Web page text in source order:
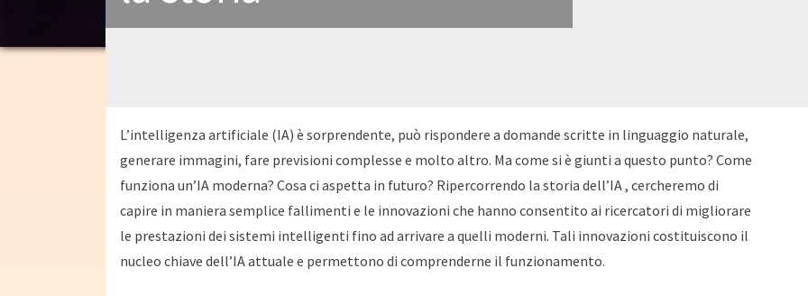
L’intelligenza artificiale (IA) è sorprendente, può rispondere a domande scritte in linguaggio naturale,
generare immagini, fare previsioni complesse e molto altro. Ma come si è giunti a questo punto? Come
funziona un’IA moderna? Cosa ci aspetta in futuro? Ripercorrendo la storia dell’IA , cercheremo di
capire in maniera semplice fallimenti e le innovazioni che hanno consentito ai ricercatori di migliorare
le prestazioni dei sistemi intelligenti fino ad arrivare a quelli moderni. Tali innovazioni costituiscono il
nucleo chiave dell’IA attuale e permettono di comprenderne il funzionamento.